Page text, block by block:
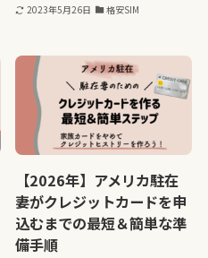
2023年5月26日 格安SIM
【2026年】アメリカ駐在
妻がクレジットカードを申
込むまでの最短＆簡単な準
備手順